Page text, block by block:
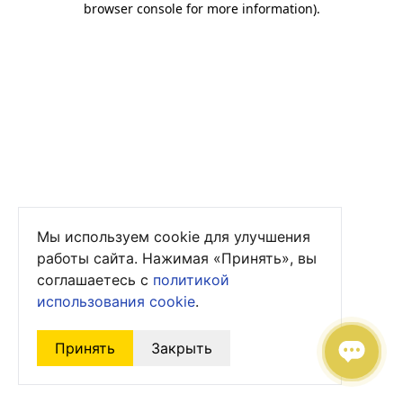
browser console for more information).
Мы используем cookie для улучшения
работы сайта. Нажимая «Принять», вы
соглашаетесь с политикой
использования cookie.
Принять Закрыть